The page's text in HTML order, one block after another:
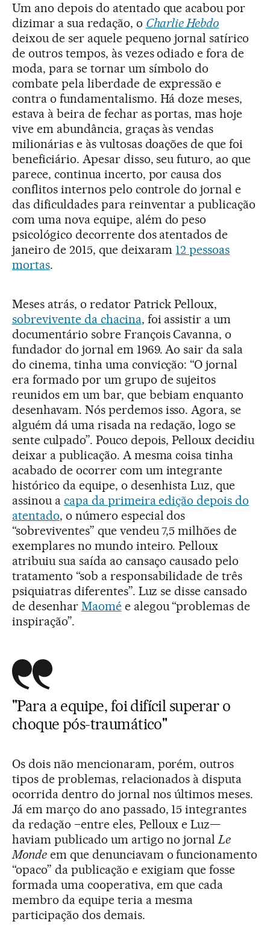
Um ano depois do atentado que acabou por
dizimar a sua redação, o Charlie Hebdo
deixou de ser aquele pequeno jornal satírico
de outros tempos, às vezes odiado e fora de
moda, para se tornar um símbolo do
combate pela liberdade de expressão e
contra o fundamentalismo. Há doze meses,
estava à beira de fechar as portas, mas hoje
vive em abundância, graças às vendas
milionárias e às vultosas doações de que foi
beneficiário. Apesar disso, seu futuro, ao que
parece, continua incerto, por causa dos
conflitos internos pelo controle do jornal e
das dificuldades para reinventar a publicação
com uma nova equipe, além do peso
psicológico decorrente dos atentados de
janeiro de 2015, que deixaram 12 pessoas
mortas.
Meses atrás, o redator Patrick Pelloux,
sobrevivente da chacina, foi assistir a um
documentário sobre François Cavanna, o
fundador do jornal em 1969. Ao sair da sala
do cinema, tinha uma convicção: “O jornal
era formado por um grupo de sujeitos
reunidos em um bar, que bebiam enquanto
desenhavam. Nós perdemos isso. Agora, se
alguém dá uma risada na redação, logo se
sente culpado”. Pouco depois, Pelloux decidiu
deixar a publicação. A mesma coisa tinha
acabado de ocorrer com um integrante
histórico da equipe, o desenhista Luz, que
assinou a capa da primeira edição depois do
atentado, o número especial dos
“sobreviventes” que vendeu 7,5 milhões de
exemplares no mundo inteiro. Pelloux
atribuiu sua saída ao cansaço causado pelo
tratamento “sob a responsabilidade de três
psiquiatras diferentes”. Luz se disse cansado
de desenhar Maomée alegou “problemas de
inspiração”.
"Para a equipe, foi difícil superar o
choque pós-traumático"
Os dois não mencionaram, porém, outros
tipos de problemas, relacionados à disputa
ocorrida dentro do jornal nos últimos meses.
Já em março do ano passado, 15 integrantes
da redação –entre eles, Pelloux e Luz—
haviam publicado um artigo no jornalLe
Mondeem que denunciavam o funcionamento
“opaco” da publicação e exigiam que fosse
formada uma cooperativa, em que cada
membro da equipe teria a mesma
participação dos demais.